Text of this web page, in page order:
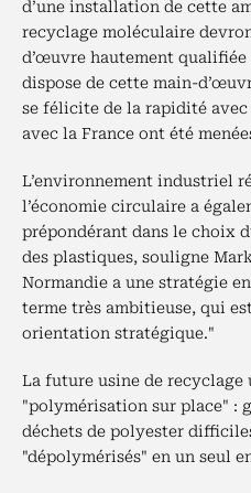
d’une installation de cette
recyclage moléculaire
d’œuvre hautement
dispose de cette main-
se félicite de la rapidité
avec la France ont été
L’environnement industriel
l’économie circulaire a
prépondérant dans le choix
des plastiques, souligne
Normandie a une stratégie
terme très ambitieuse, qui
orientation stratégique."
La future usine de recyclage
"polymérisation sur place" :
déchets de polyester
"dépolymérisés" en un seul